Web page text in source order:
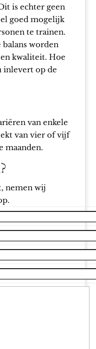
is echter geen
goed mogelijk
te trainen.
worden
kwaliteit. Hoe
inlevert op de
van enkele
van vier of vijf
maanden.
nemen wij